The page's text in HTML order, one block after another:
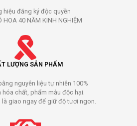
hiệu đăng ký độc quyền
HOA 40 NĂM KINH NGHIỆM
LƯỢNG SẢN PHẨM
nguyên liệu tự nhiên 100%
hóa chất, phẩm màu độc hại.
là giao ngay để giữ độ tươi ngon.